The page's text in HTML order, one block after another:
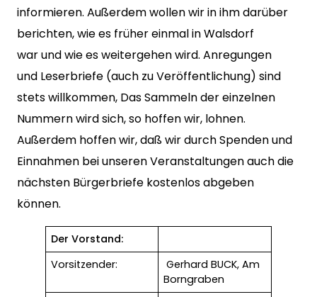
informieren. Außerdem wollen wir in ihm darüber
berichten, wie es früher einmal in Walsdorf
war und wie es weitergehen wird. Anregungen
und Leserbriefe (auch zu Veröffentlichung) sind
stets willkommen, Das Sammeln der einzelnen
Nummern wird sich, so hoffen wir, lohnen.
Außerdem hoffen wir, daß wir durch Spenden und
Einnahmen bei unseren Veranstaltungen auch die
nächsten Bürgerbriefe kostenlos abgeben
können.
Der Vorstand:
Vorsitzender:
Gerhard BUCK, Am
Borngraben